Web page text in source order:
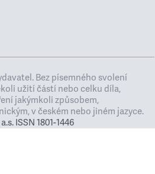
Bez písemného svolení
užití částí nebo celku díla,
jakýmkoli způsobem,
v českém nebo jiném jazyce.
ISSN 1801-1446